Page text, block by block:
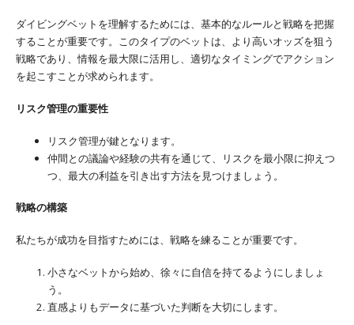
ダイビングベットを理解するためには、基本的なルールと戦略を把握
することが重要です。このタイプのベットは、より高いオッズを狙う
戦略であり、情報を最大限に活用し、適切なタイミングでアクション
を起こすことが求められます。
リスク管理の重要性
リスク管理が鍵となります。
仲間との議論や経験の共有を通じて、リスクを最小限に抑えつ
つ、最大の利益を引き出す方法を見つけましょう。
戦略の構築
私たちが成功を目指すためには、戦略を練ることが重要です。
小さなベットから始め、徐々に自信を持てるようにしましょ
う。
直感よりもデータに基づいた判断を大切にします。